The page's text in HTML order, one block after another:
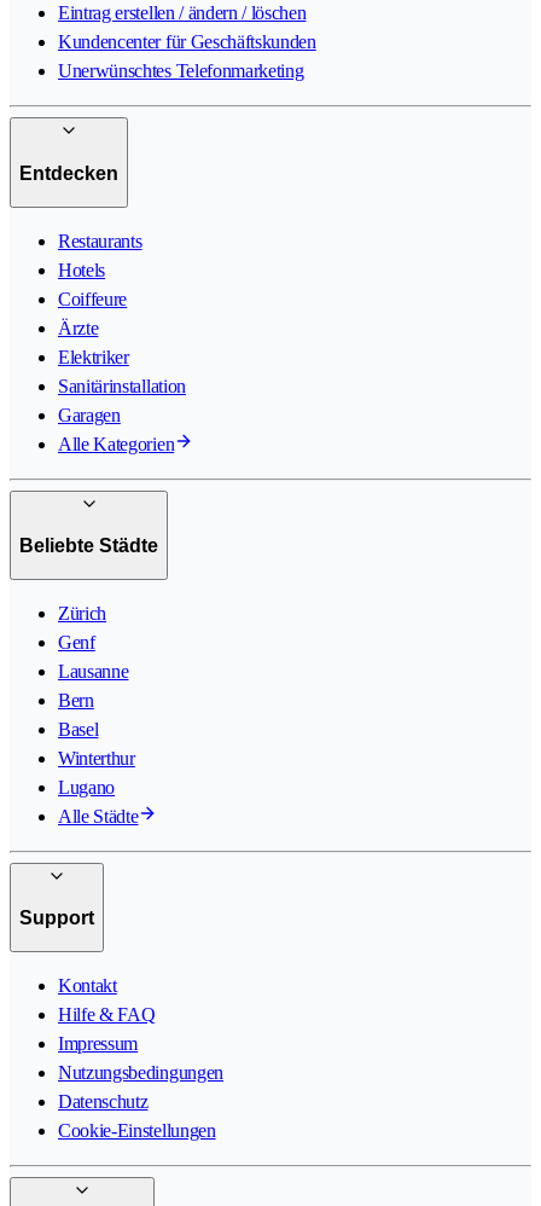
Eintrag erstellen / ändern / löschen
Kundencenter für Geschäftskunden
Unerwünschtes Telefonmarketing
Entdecken
Restaurants
Hotels
Coiffeure
Ärzte
Elektriker
Sanitärinstallation
Garagen
Alle Kategorien
Beliebte Städte
Zürich
Genf
Lausanne
Bern
Basel
Winterthur
Lugano
Alle Städte
Support
Kontakt
Hilfe & FAQ
Impressum
Nutzungsbedingungen
Datenschutz
Cookie-Einstellungen